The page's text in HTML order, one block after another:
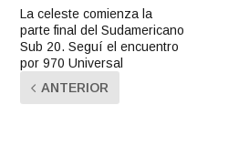
La celeste comienza la
parte final del Sudamericano
Sub 20. Seguí el encuentro
por 970 Universal
ANTERIOR